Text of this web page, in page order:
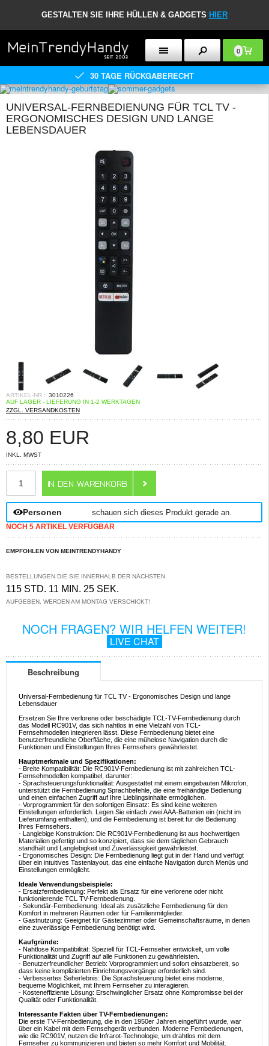
GESTALTEN SIE IHRE HÜLLEN & GADGETS HIER
0
30 TAGE RÜCKGABERECHT
UNIVERSAL-FERNBEDIENUNG FÜR TCL TV -
ERGONOMISCHES DESIGN UND LANGE
LEBENSDAUER
ARTIKEL-NR.: 3010226
AUF LAGER - LIEFERUNG IN 1-2 WERKTAGEN
ZZGL. VERSANDKOSTEN
8,80 EUR
INKL. MWST
Personen schauen sich dieses Produkt gerade an.
NOCH 5 ARTIKEL VERFÜGBAR
EMPFOHLEN VON MEINTRENDYHANDY
BESTELLUNGEN DIE SIE INNERHALB DER NÄCHSTEN
115 STD. 11 MIN. 25 SEK.
AUFGEBEN, WERDEN AM MONTAG VERSCHICKT!
NOCH FRAGEN? WIR HELFEN WEITER!
LIVE CHAT
Beschreibung
Universal-Fernbedienung für TCL TV - Ergonomisches Design und lange
Lebensdauer
Ersetzen Sie Ihre verlorene oder beschädigte TCL-TV-Fernbedienung durch
das Modell RC901V, das sich nahtlos in eine Vielzahl von TCL-
Fernsehmodellen integrieren lässt. Diese Fernbedienung bietet eine
benutzerfreundliche Oberfläche, die eine mühelose Navigation durch die
Funktionen und Einstellungen Ihres Fernsehers gewährleistet.
Hauptmerkmale und Spezifikationen:
- Breite Kompatibilität: Die RC901V-Fernbedienung ist mit zahlreichen TCL-
Fernsehmodellen kompatibel, darunter:
- Sprachsteuerungsfunktionalität: Ausgestattet mit einem eingebauten Mikrofon,
unterstützt die Fernbedienung Sprachbefehle, die eine freihändige Bedienung
und einen einfachen Zugriff auf Ihre Lieblingsinhalte ermöglichen.
- Vorprogrammiert für den sofortigen Einsatz: Es sind keine weiteren
Einstellungen erforderlich. Legen Sie einfach zwei AAA-Batterien ein (nicht im
Lieferumfang enthalten), und die Fernbedienung ist bereit für die Bedienung
Ihres Fernsehers.
- Langlebige Konstruktion: Die RC901V-Fernbedienung ist aus hochwertigen
Materialien gefertigt und so konzipiert, dass sie dem täglichen Gebrauch
standhält und Langlebigkeit und Zuverlässigkeit gewährleistet.
- Ergonomisches Design: Die Fernbedienung liegt gut in der Hand und verfügt
über ein intuitives Tastenlayout, das eine einfache Navigation durch Menüs und
Einstellungen ermöglicht.
Ideale Verwendungsbeispiele:
- Ersatzfernbedienung: Perfekt als Ersatz für eine verlorene oder nicht
funktionierende TCL TV-Fernbedienung.
- Sekundär-Fernbedienung: Ideal als zusätzliche Fernbedienung für den
Komfort in mehreren Räumen oder für Familienmitglieder.
- Gastnutzung: Geeignet für Gästezimmer oder Gemeinschaftsräume, in denen
eine zuverlässige Fernbedienung benötigt wird.
Kaufgründe:
- Nahtlose Kompatibilität: Speziell für TCL-Fernseher entwickelt, um volle
Funktionalität und Zugriff auf alle Funktionen zu gewährleisten.
- Benutzerfreundlicher Betrieb: Vorprogrammiert und sofort einsatzbereit, so
dass keine komplizierten Einrichtungsvorgänge erforderlich sind.
- Verbessertes Seherlebnis: Die Sprachsteuerung bietet eine moderne,
bequeme Möglichkeit, mit Ihrem Fernseher zu interagieren.
- Kosteneffiziente Lösung: Erschwinglicher Ersatz ohne Kompromisse bei der
Qualität oder Funktionalität.
Interessante Fakten über TV-Fernbedienungen:
Die erste TV-Fernbedienung, die in den 1950er Jahren eingeführt wurde, war
über ein Kabel mit dem Fernsehgerät verbunden. Moderne Fernbedienungen,
wie die RC901V, nutzen die Infrarot-Technologie, um drahtlos mit dem
Fernseher zu kommunizieren und bieten so mehr Komfort und Mobilität.